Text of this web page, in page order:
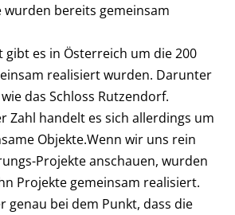
wurden bereits gemeinsam
gibt es in Österreich um die 200
realisiert wurden. Darunter
das Schloss Rutzendorf.
Zahl handelt es sich allerdings um
Objekte.Wenn wir uns rein
Projekte anschauen, wurden
Projekte gemeinsam realisiert.
genau bei dem Punkt, dass die